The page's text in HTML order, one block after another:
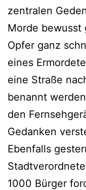
zentralen
Morde bewusst
Opfer ganz
eines
eine Straße
benannt
den
Gedanken
Ebenfalls
1000 Bürger